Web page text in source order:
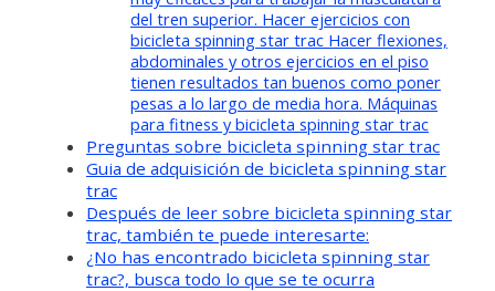
del tren superior. Hacer ejercicios con
bicicleta spinning star trac Hacer flexiones,
abdominales y otros ejercicios en el piso
tienen resultados tan buenos como poner
pesas a lo largo de media hora. Máquinas
para fitness y bicicleta spinning star trac
Preguntas sobre bicicleta spinning star trac
Guia de adquisición de bicicleta spinning star
trac
Después de leer sobre bicicleta spinning star
trac, también te puede interesarte:
¿No has encontrado bicicleta spinning star
trac?, busca todo lo que se te ocurra